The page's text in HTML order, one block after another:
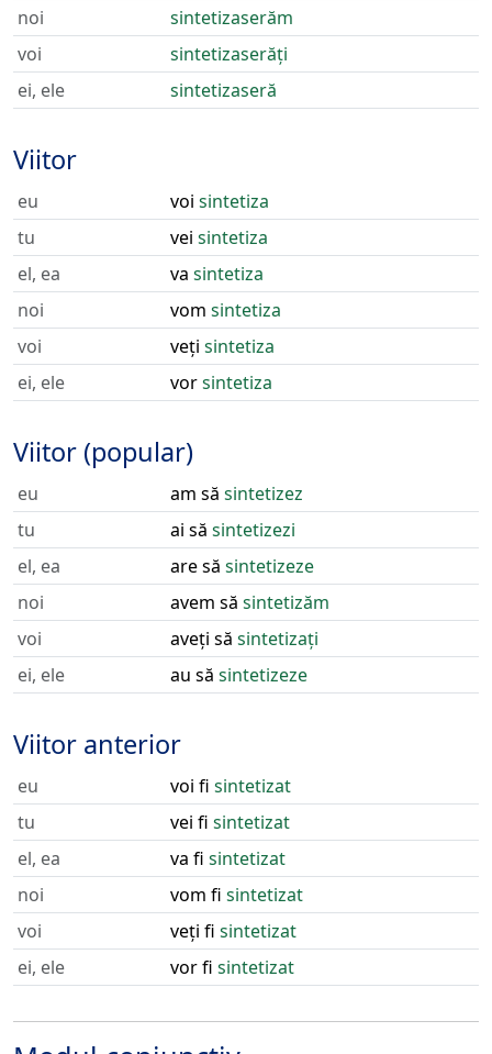
noi
sintetizaserăm
voi
sintetizaserăți
ei, ele
sintetizaseră
Viitor
eu voi sintetiza
tu
vei sintetiza
el, ea
va sintetiza
noi
vom sintetiza
voi
veți sintetiza
ei, ele
vorsintetiza
Viitor (popular)
eu am să sintetizez
tu
ai să sintetizezi
el, ea
are să sintetizeze
noi
avem să sintetizăm
voi
aveți să sintetizați
ei, ele
au să sintetizeze
Viitor anterior
eu voi fi sintetizat
tu
vei fi sintetizat
el, ea
va fi sintetizat
noi
vom fi sintetizat
voi
veți fi sintetizat
ei, ele
vor fi sintetizat